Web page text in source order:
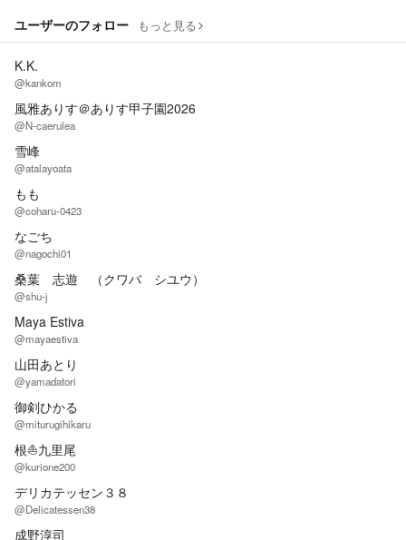
ユーザーのフォロー もっと見る
K.K.
@kankom
風雅ありす＠ありす甲子園2026
@N-caerulea
雪峰
@atalayoata
もも
@coharu-0423
なごち
@nagochi01
桑葉 志遊 （クワバ シユウ）
@shu-j
Maya Estiva
@mayaestiva
山田あとり
@yamadatori
御剣ひかる
@miturugihikaru
根⛵九里尾
@kurione200
デリカテッセン３８
@Delicatessen38
成野淳司